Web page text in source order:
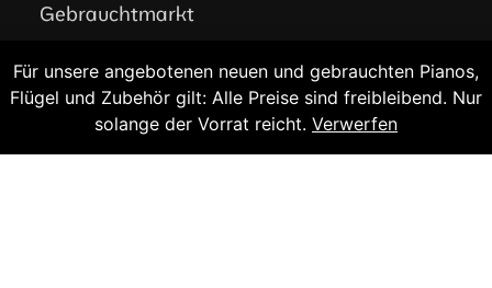
Gebrauchtmarkt
Klavier stimmen?
Für unsere angebotenen neuen und gebrauchten Pianos,
Flügel und Zubehör gilt: Alle Preise sind freibleibend. Nur
solange der Vorrat reicht. Verwerfen